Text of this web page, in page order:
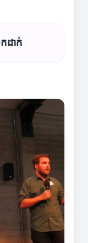
ដាក់